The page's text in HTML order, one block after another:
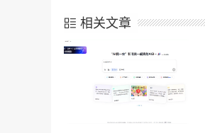
相关文章